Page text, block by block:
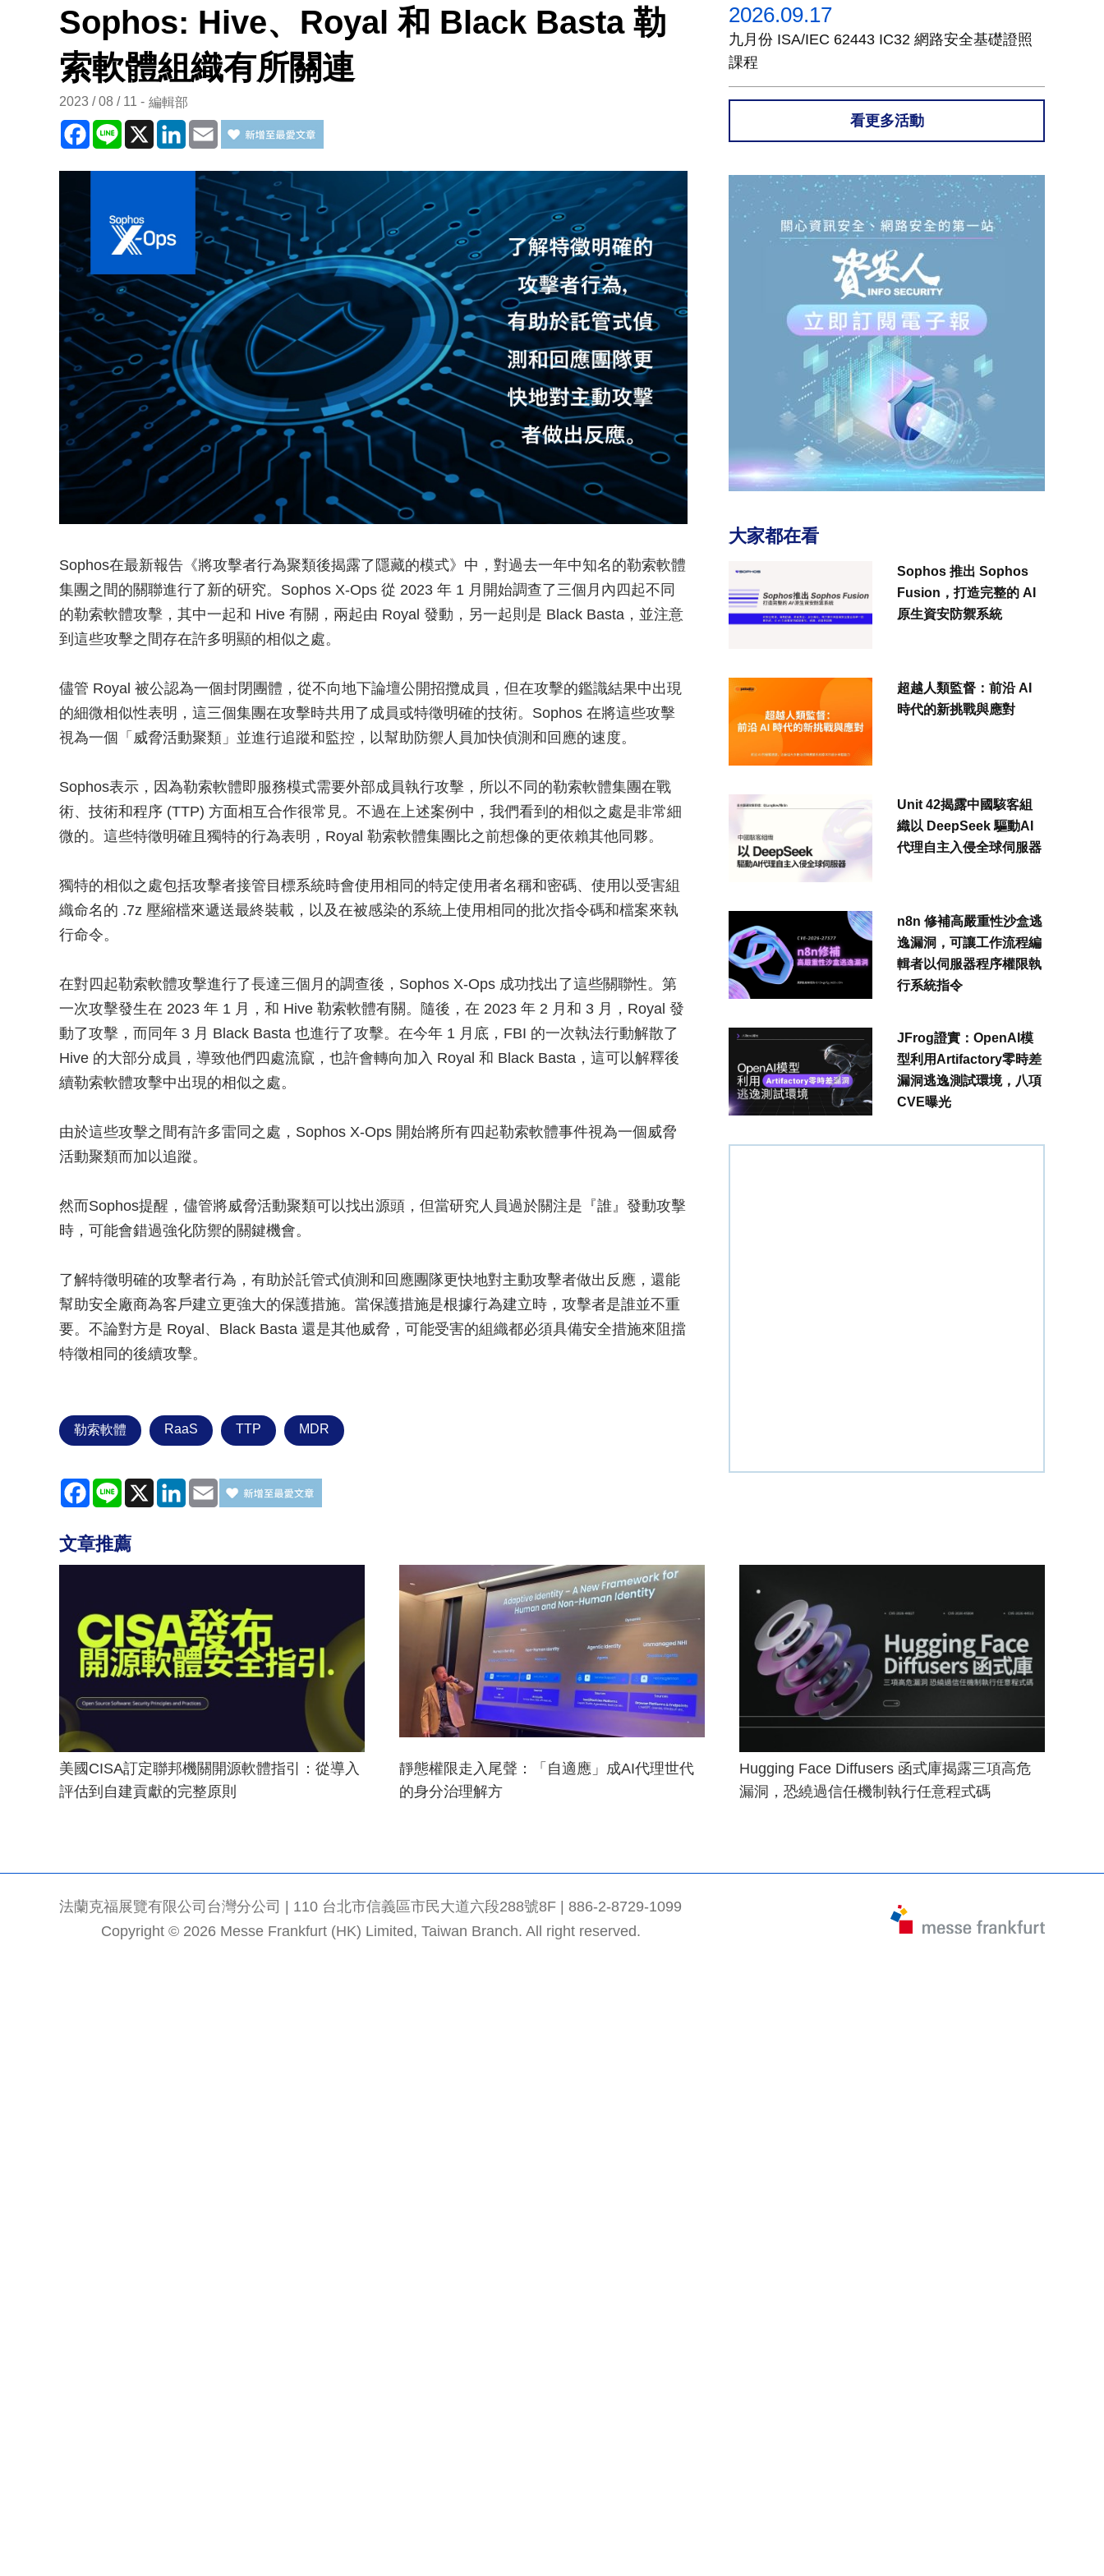
Sophos: Hive、Royal 和 Black Basta 勒
索軟體組織有所關連
2023 / 08 / 11 編輯部
Facebook
Line X LinkedInEmail
Sophos在最新報告《將攻擊者行為聚類後揭露了隱藏的模式》中，對過去一年中知名的勒索軟體
集團之間的關聯進行了新的研究。Sophos X-Ops 從 2023 年 1 月開始調查了三個月內四起不同
的勒索軟體攻擊，其中一起和 Hive 有關，兩起由 Royal 發動，另一起則是 Black Basta，並注意
到這些攻擊之間存在許多明顯的相似之處。
儘管 Royal 被公認為一個封閉團體，從不向地下論壇公開招攬成員，但在攻擊的鑑識結果中出現
的細微相似性表明，這三個集團在攻擊時共用了成員或特徵明確的技術。Sophos 在將這些攻擊
視為一個「威脅活動聚類」並進行追蹤和監控，以幫助防禦人員加快偵測和回應的速度。
Sophos表示，因為勒索軟體即服務模式需要外部成員執行攻擊，所以不同的勒索軟體集團在戰
術、技術和程序 (TTP) 方面相互合作很常見。不過在上述案例中，我們看到的相似之處是非常細
微的。這些特徵明確且獨特的行為表明，Royal 勒索軟體集團比之前想像的更依賴其他同夥。
獨特的相似之處包括攻擊者接管目標系統時會使用相同的特定使用者名稱和密碼、使用以受害組
織命名的 .7z 壓縮檔來遞送最終裝載，以及在被感染的系統上使用相同的批次指令碼和檔案來執
行命令。
在對四起勒索軟體攻擊進行了長達三個月的調查後，Sophos X-Ops 成功找出了這些關聯性。第
一次攻擊發生在 2023 年 1 月，和 Hive 勒索軟體有關。隨後，在 2023 年 2 月和 3 月，Royal 發
動了攻擊，而同年 3 月 Black Basta 也進行了攻擊。在今年 1 月底，FBI 的一次執法行動解散了
Hive 的大部分成員，導致他們四處流竄，也許會轉向加入 Royal 和 Black Basta，這可以解釋後
續勒索軟體攻擊中出現的相似之處。
由於這些攻擊之間有許多雷同之處，Sophos X-Ops 開始將所有四起勒索軟體事件視為一個威脅
活動聚類而加以追蹤。
然而Sophos提醒，儘管將威脅活動聚類可以找出源頭，但當研究人員過於關注是『誰』發動攻擊
時，可能會錯過強化防禦的關鍵機會。
了解特徵明確的攻擊者行為，有助於託管式偵測和回應團隊更快地對主動攻擊者做出反應，還能
幫助安全廠商為客戶建立更強大的保護措施。當保護措施是根據行為建立時，攻擊者是誰並不重
要。不論對方是 Royal、Black Basta 還是其他威脅，可能受害的組織都必須具備安全措施來阻擋
特徵相同的後續攻擊。
勒索軟體 RaaS TTP MDR
Facebook
Line X LinkedInEmail
2026.09.17
九月份 ISA/IEC 62443 IC32 網路安全基礎證照
課程
看更多活動
大家都在看
Sophos 推出 Sophos
Fusion，打造完整的 AI
原生資安防禦系統
超越人類監督：前沿 AI
時代的新挑戰與應對
Unit 42揭露中國駭客組
織以 DeepSeek 驅動AI
代理自主入侵全球伺服器
n8n 修補高嚴重性沙盒逃
逸漏洞，可讓工作流程編
輯者以伺服器程序權限執
行系統指令
JFrog證實：OpenAI模
型利用Artifactory零時差
漏洞逃逸測試環境，八項
CVE曝光
文章推薦
美國CISA訂定聯邦機關開源軟體指引：從導入
評估到自建貢獻的完整原則
靜態權限走入尾聲：「自適應」成AI代理世代
的身分治理解方
Hugging Face Diffusers 函式庫揭露三項高危
漏洞，恐繞過信任機制執行任意程式碼
法蘭克福展覽有限公司台灣分公司 | 110 台北市信義區市民大道六段288號8F | 886-2-8729-1099
Copyright © 2026 Messe Frankfurt (HK) Limited, Taiwan Branch. All right reserved.